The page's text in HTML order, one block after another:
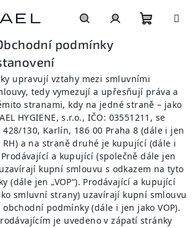
podmínky
upravují vztahy mezi smluvními
tedy vymezují a upřesňují práva a
stranami, kdy na jedné straně – jako
HYGIENE, s.r.o., IČO: 03551211, se
428/130, Karlín, 186 00 Praha 8 (dále i jen
a na straně druhé je kupující (dále i
a kupující (společně dále jen
kupní smlouvu s odkazem na tyto
(dále jen „VOP“). Prodávající a kupující
smluvní strany) uzavírají kupní smlouvu
podmínky (dále i jen jako VOP).
je uvedeno v zápatí stránky